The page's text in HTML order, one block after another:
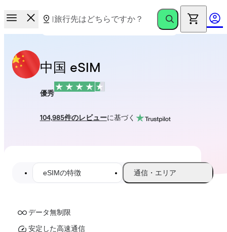
中国 eSIM
優秀
104,985件のレビューに基づく
eSIMの特徴 通信・エリア
データ無制限
安定した高速通信